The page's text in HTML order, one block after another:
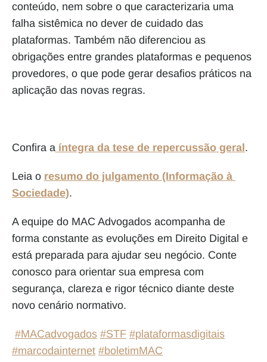
conteúdo, nem sobre o que caracterizaria uma
falha sistêmica no dever de cuidado das
plataformas. Também não diferenciou as
obrigações entre grandes plataformas e pequenos
provedores, o que pode gerar desafios práticos na
aplicação das novas regras.
Confira a íntegra da tese de repercussão geral .
Leia o resumo do julgamento (Informação à
Sociedade).
A equipe do MAC Advogados acompanha de
forma constante as evoluções em Direito Digital e
está preparada para ajudar seu negócio. Conte
conosco para orientar sua empresa com
segurança, clareza e rigor técnico diante deste
novo cenário normativo.
#MACadvogados #STF #plataformasdigitais
#marcodainternet #boletimMAC